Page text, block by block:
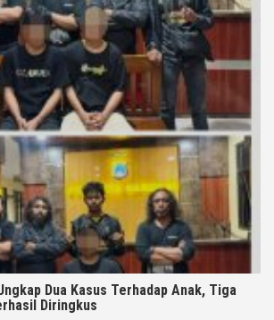
Dua Kasus Terhadap Anak, Tiga
Diringkus